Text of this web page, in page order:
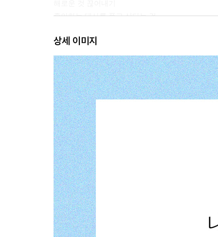
좋아하는 대사를 품고 산다는 건
만족하는 삶에 더 가깝기를
부정을 대하는 여유
변질되지 않는 바람을 꿈꿀 것
생각보다 우리는 많은 것을 가진 사람이다
그 어느 대단한 일보다도 더 중요한 것
진정 어른이 된다는 것
행복한 기억이 나를 지탱한다
화날 때는 아무것도 하지 말 것
불운한 사건에서 나를 지키는 방법
행복은 거대하지 않다
특별함은 나에게 달려 있다
잘했고, 잘하고 있고, 잘될 것이다
나를 좀먹는 생각과 감정에서 벗어나는 법
혼자서도 잘 살고 잘 버틸 수 있다면
진정으로 자신을 사랑한다는 것
누구도 대체할 수 없는 삶
상세 이미지